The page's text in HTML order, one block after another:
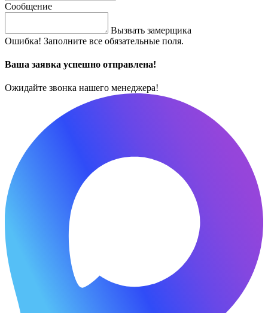
Сообщение
Вызвать замерщика
Ошибка! Заполните все обязательные поля.
Ваша заявка успешно отправлена!
Ожидайте звонка нашего менеджера!